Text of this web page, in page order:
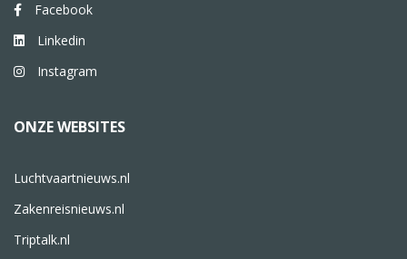
Facebook
Linkedin
Instagram
ONZE WEBSITES
Luchtvaartnieuws.nl
Zakenreisnieuws.nl
Triptalk.nl